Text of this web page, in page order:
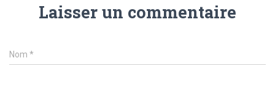
Laisser un commentaire
Nom *